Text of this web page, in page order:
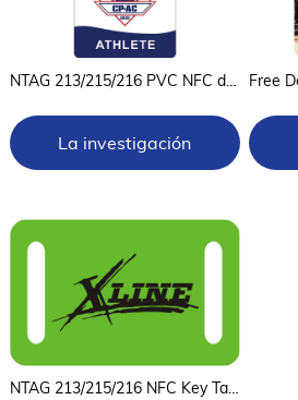
NTAG 213/215/216 PVC NFC de 13.56Mhz
La investigación
NTAG 213/215/216 NFC Key Tag and Rfid Key Card (en inglés)